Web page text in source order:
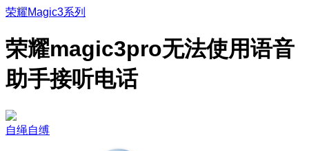
荣耀Magic3系列
荣耀magic3pro无法使用语音
助手接听电话
自绳自缚